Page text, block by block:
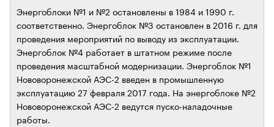
Энергоблоки №1 и №2 остановлены в 1984 и 1990 г.
соответственно. Энергоблок №3 остановлен в 2016 г. для
проведения мероприятий по выводу из эксплуатации.
Энергоблок №4 работает в штатном режиме после
проведения масштабной модернизации. Энергоблок №1
Нововоронежской АЭС-2 введен в промышленную
эксплуатацию 27 февраля 2017 года. На энергоблоке №2
Нововоронежской АЭС-2 ведутся пуско-наладочные
работы.